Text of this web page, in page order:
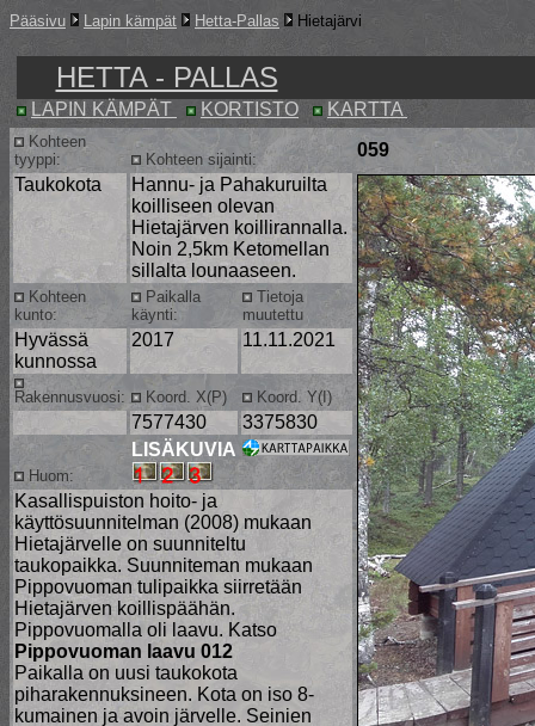
Pääsivu Lapin kämpät Hetta-Pallas Hietajärvi
HETTA - PALLAS
LAPIN KÄMPÄT KORTISTO KARTTA
Kohteen
tyyppi:
Kohteen sijainti:
059
Taukokota
Hannu- ja Pahakuruilta
koilliseen olevan
Hietajärven koillirannalla.
Noin 2,5km Ketomellan
sillalta lounaaseen.
Kohteen
kunto:
Paikalla
käynti:
Tietoja
muutettu
Hyvässä
kunnossa
2017 11.11.2021
Rakennusvuosi: Koord. X(P) Koord. Y(I)
7577430 3375830
Huom:
LISÄKUVIA
Kasallispuiston hoito- ja
käyttösuunnitelman (2008) mukaan
Hietajärvelle on suunniteltu
taukopaikka. Suunniteman mukaan
Pippovuoman tulipaikka siirretään
Hietajärven koillispäähän.
Pippovuomalla oli laavu. Katso
Pippovuoman laavu 012
Paikalla on uusi taukokota
piharakennuksineen. Kota on iso 8-
kumainen ja avoin järvelle. Seinien